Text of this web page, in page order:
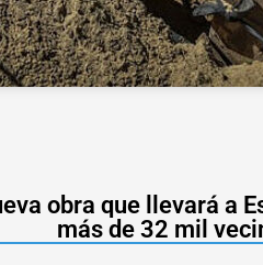
obra que llevará a
más de 32 mil